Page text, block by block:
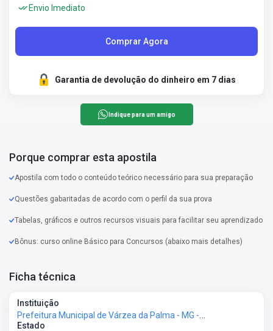
Envio Imediato
Comprar Agora
Garantia de devolução do dinheiro em 7 dias
Indique para um amigo
Porque comprar esta apostila
Apostila com todo o conteúdo teórico necessário para sua preparação
Questões gabaritadas de acordo com o perfil da sua prova
Tabelas, gráficos e outros recursos visuais para facilitar seu aprendizado
Bônus: curso online Básico para Concursos (abaixo mais detalhes)
Ficha técnica
Instituição
Prefeitura Municipal de Várzea da Palma - MG - Prefeitura de Várzea da Palma - MG
Estado